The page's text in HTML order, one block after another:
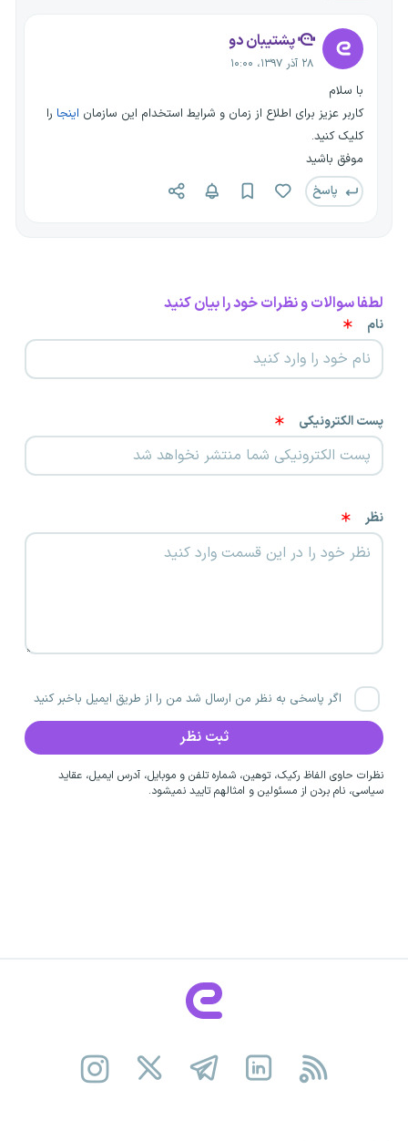
پشتیبان دو
۲۸ آذر ۱۳۹۷، ۱۰:۰۰
با سلام
کاربر عزیز برای اطلاع از زمان و شرایط استخدام این سازمان اینجا را
کلیک کنید.
موفق باشید
پاسخ
لطفا سوالات و نظرات خود را بیان کنید
نام
پست الکترونیکی
نظر
اگر پاسخی به نظر من ارسال شد من را از طریق ایمیل باخبر کنید
نظرات حاوی الفاظ رکیک، توهین، شماره تلفن و موبایل، آدرس ایمیل، عقاید
سیاسی، نام بردن از مسئولین و امثالهم تایید نمیشود.